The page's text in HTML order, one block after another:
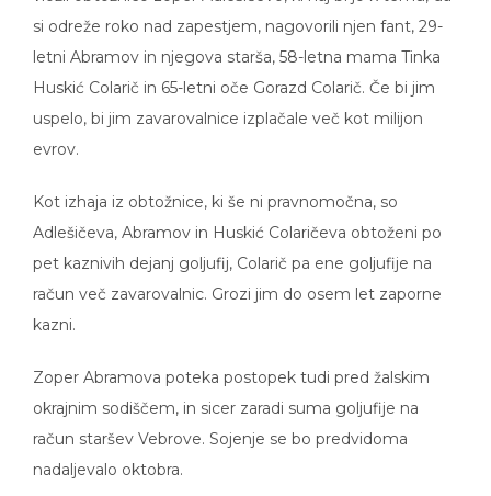
si odreže roko nad zapestjem, nagovorili njen fant, 29-
letni Abramov in njegova starša, 58-letna mama Tinka
Huskić Colarič in 65-letni oče Gorazd Colarič. Če bi jim
uspelo, bi jim zavarovalnice izplačale več kot milijon
evrov.
Kot izhaja iz obtožnice, ki še ni pravnomočna, so
Adlešičeva, Abramov in Huskić Colaričeva obtoženi po
pet kaznivih dejanj goljufij, Colarič pa ene goljufije na
račun več zavarovalnic. Grozi jim do osem let zaporne
kazni.
Zoper Abramova poteka postopek tudi pred žalskim
okrajnim sodiščem, in sicer zaradi suma goljufije na
račun staršev Vebrove. Sojenje se bo predvidoma
nadaljevalo oktobra.